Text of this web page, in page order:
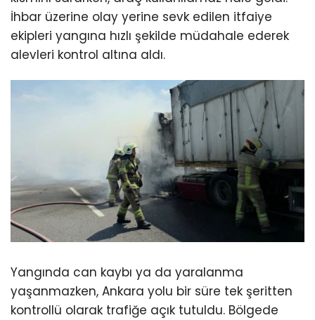
İhbar üzerine olay yerine sevk edilen itfaiye
ekipleri yangına hızlı şekilde müdahale ederek
alevleri kontrol altına aldı.
Yangında can kaybı ya da yaralanma
yaşanmazken, Ankara yolu bir süre tek şeritten
kontrollü olarak trafiğe açık tutuldu. Bölgede